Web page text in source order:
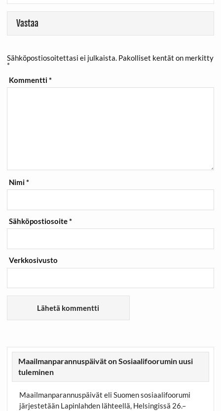
Vastaa
Sähköpostiosoitettasi ei julkaista. Pakolliset kentät on merkitty
*
Kommentti*
Nimi*
Sähköpostiosoite*
Verkkosivusto
Maailmanparannuspäivät on Sosiaalifoorumin uusi
tuleminen
Maailmanparannuspäivät eli Suomen sosiaalifoorumi
järjestetään Lapinlahden lähteellä, Helsingissä 26.–